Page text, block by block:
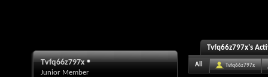
Tvfq66z797x
Junior Member
Tvfq66z797x's
All Tvfq66z797x